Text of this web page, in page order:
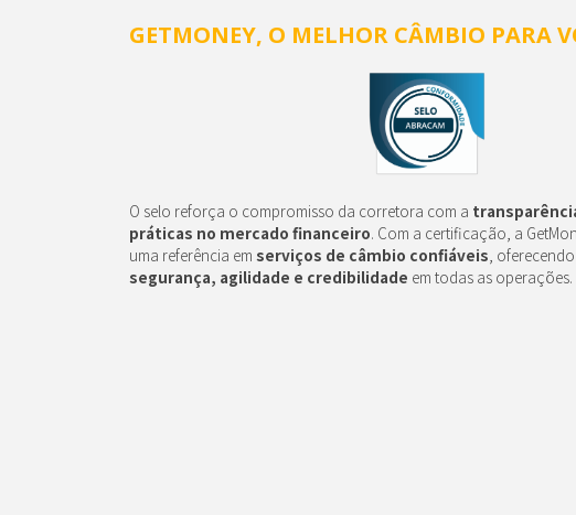
GETMONEY, O MELHOR CÂMBIO PARA
O selo reforça o compromisso da corretora com a
práticas no mercado financeiro. Com a certificação, a
uma referência em serviços de câmbio confiáveis ,
segurança, agilidade e credibilidade em todas as operações.